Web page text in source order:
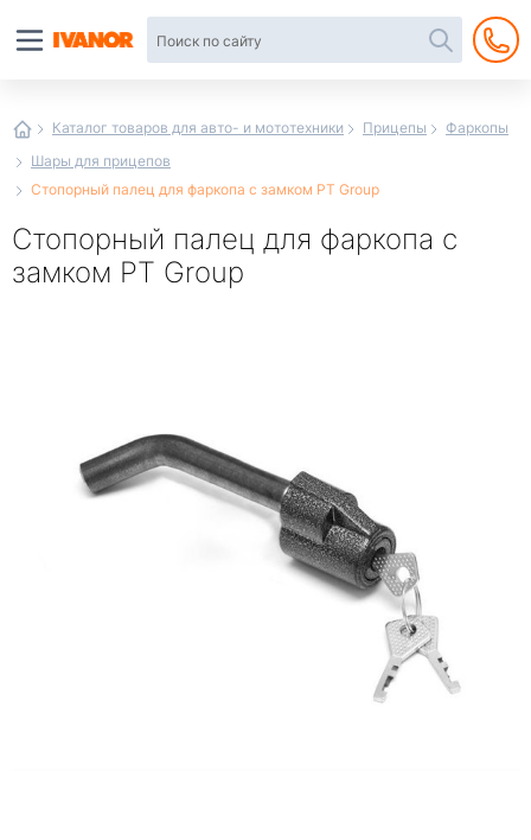
Каталог товаров для авто- и мототехники Прицепы
Фаркопы
Шары для прицепов
Стопорный палец для фаркопа с замком PT Group
Стопорный палец для фаркопа с
замком PT Group
интернет-